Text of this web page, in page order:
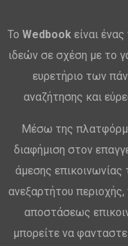
Το Wedbook είναι
ιδεών σε σχέση με το
ευρετήριο των
αναζήτησης και
Μέσω της
διαφήμιση στον
άμεσης
ανεξαρτήτου
αποστάσεως
μπορείτε να